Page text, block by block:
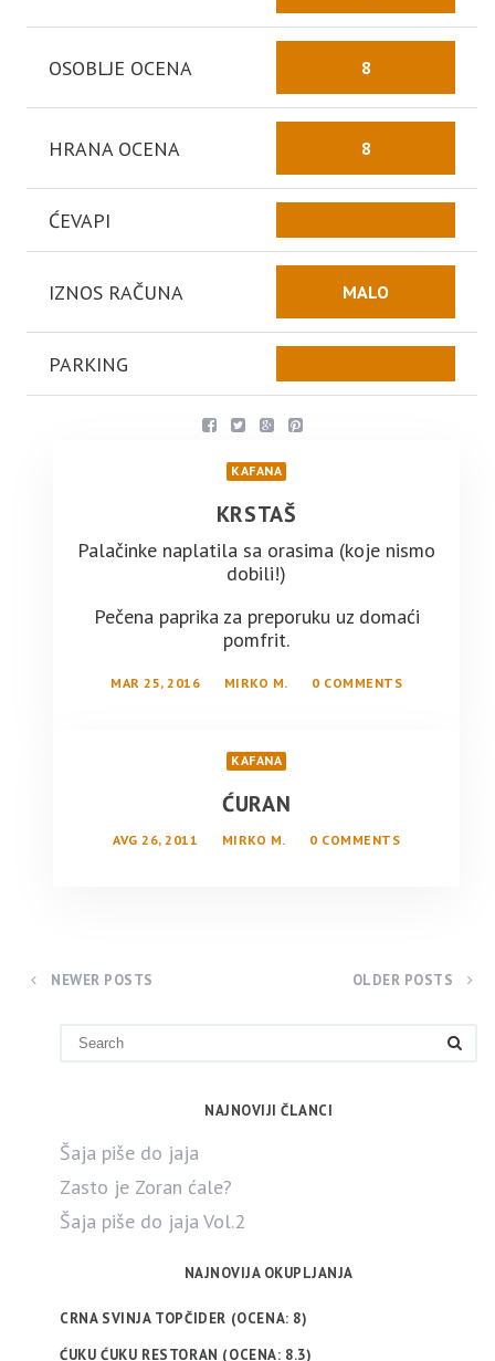
OSOBLJE OCENA 8
HRANA OCENA 8
ĆEVAPI
IZNOS RAČUNA MALO
PARKING
KAFANA
KRSTAŠ
Palačinke naplatila sa orasima (koje nismo
dobili!)
Pečena paprika za preporuku uz domaći
pomfrit.
MAR 25, 2016 MIRKO M. 0 COMMENTS
KAFANA
ĆURAN
AVG 26, 2011 MIRKO M. 0 COMMENTS
NEWER POSTS OLDER POSTS
NAJNOVIJI ČLANCI
Šaja piše do jaja
Zasto je Zoran ćale?
Šaja piše do jaja Vol.2
NAJNOVIJA OKUPLJANJA
CRNA SVINJA TOPČIDER (OCENA: 8)
ĆUKU ĆUKU RESTORAN (OCENA: 8.3)